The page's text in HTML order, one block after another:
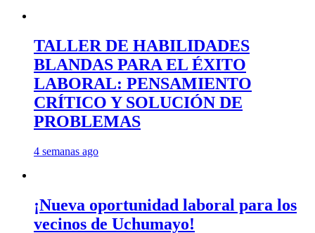
TALLER DE HABILIDADES
BLANDAS PARA EL ÉXITO
LABORAL: PENSAMIENTO
CRÍTICO Y SOLUCIÓN DE
PROBLEMAS
4 semanas ago
¡Nueva oportunidad laboral para los
vecinos de Uchumayo!